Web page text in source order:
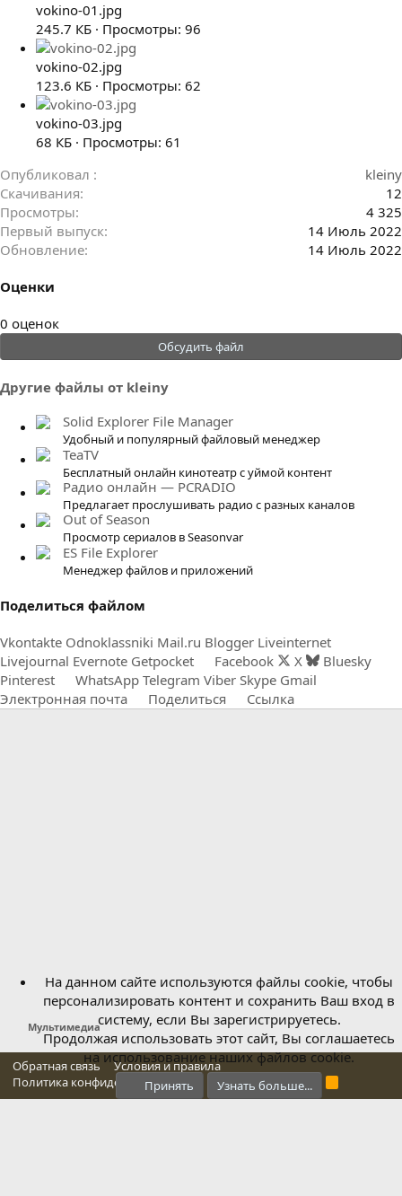
vokino-01.jpg
245.7 КБ · Просмотры: 96
vokino-02.jpg
123.6 КБ · Просмотры: 62
vokino-03.jpg
68 КБ · Просмотры: 61
Опубликовал
kleiny
Скачивания
12
Просмотры
4 325
Первый выпуск
14 Июль 2022
Обновление
14 Июль 2022
Оценки
0
.
0
0
з
0 оценок
Обсудить файл
Другие файлы от kleiny
Solid Explorer File Manager
Удобный и популярный файловый менеджер
TeaTV
Бесплатный онлайн кинотеатр с уймой контент
Радио онлайн — PCRADIO
Предлагает прослушивать радио с разных каналов
Out of Season
Просмотр сериалов в Seasonvar
ES File Explorer
Менеджер файлов и приложений
Поделиться файлом
Vkontakte Odnoklassniki Mail.ru Blogger Liveinternet
Livejournal Evernote Getpocket Facebook X
Bluesky
Pinterest
WhatsApp Telegram Viber Skype Gmail
Электронная почта
Поделиться Ссылка
Мультимедиа
Обратная связь
Условия и правила
Политика конфиденциальности
Справка Главная
R
На данном сайте используются файлы cookie, чтобы
персонализировать контент и сохранить Ваш вход в
систему, если Вы зарегистрируетесь.
Продолжая использовать этот сайт, Вы соглашаетесь
на использование наших файлов cookie.
Принять Узнать больше...